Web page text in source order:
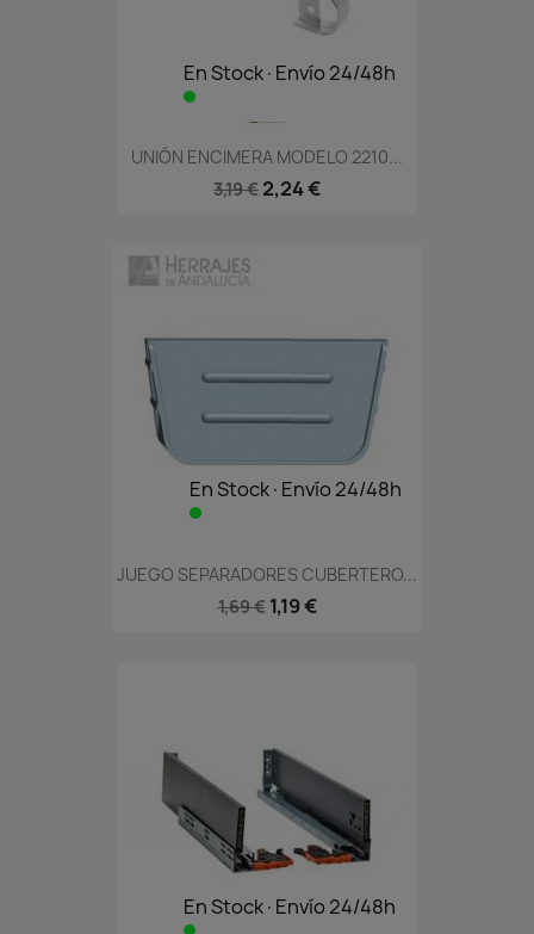
En Stock·Envío 24/48h
UNIÓN ENCIMERA MODELO 2210...
3,19 € 2,24 €
En Stock·Envío 24/48h
JUEGO SEPARADORES CUBERTERO...
1,69 € 1,19 €
En Stock·Envío 24/48h